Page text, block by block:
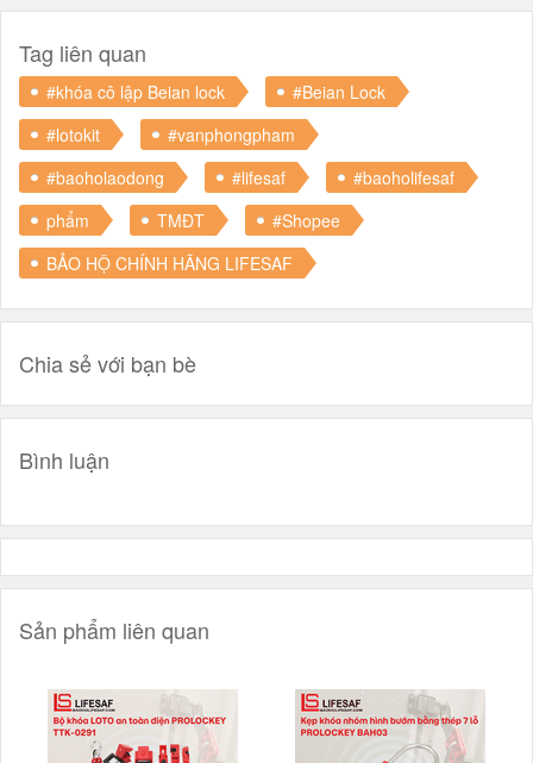
Tag liên quan
#khóa cô lập Beian lock
#Beian Lock
#lotokit
#vanphongpham
#baoholaodong
#lifesaf
#baoholifesaf
phẩm
TMĐT
#Shopee
BẢO HỘ CHÍNH HÃNG LIFESAF
Chia sẻ với bạn bè
Bình luận
Sản phẩm liên quan